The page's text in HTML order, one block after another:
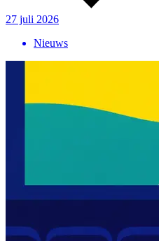
27 juli 2026
Nieuws